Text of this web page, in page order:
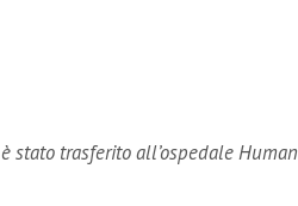
stato trasferito all’ospedale